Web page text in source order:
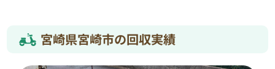
宮崎県宮崎市の回収実績